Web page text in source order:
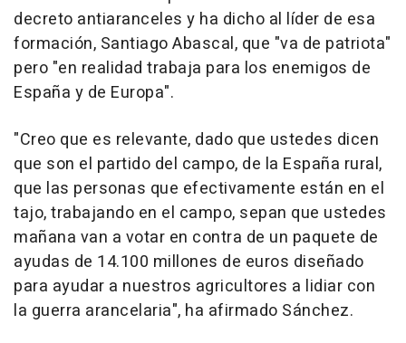
decreto antiaranceles y ha dicho al líder de esa
formación, Santiago Abascal, que "va de patriota"
pero "en realidad trabaja para los enemigos de
España y de Europa".
"Creo que es relevante, dado que ustedes dicen
que son el partido del campo, de la España rural,
que las personas que efectivamente están en el
tajo, trabajando en el campo, sepan que ustedes
mañana van a votar en contra de un paquete de
ayudas de 14.100 millones de euros diseñado
para ayudar a nuestros agricultores a lidiar con
la guerra arancelaria", ha afirmado Sánchez.